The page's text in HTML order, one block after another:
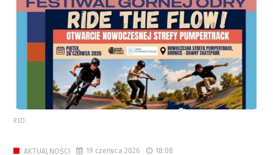
RED.
AKTUALNOŚCI 19 czerwca 2026 18:08